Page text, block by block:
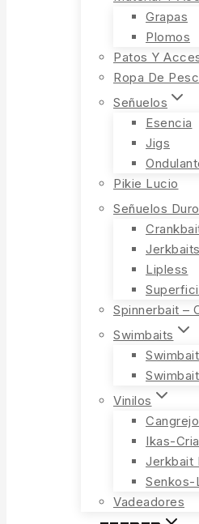
Grapas
Plomos
Patos Y
Ropa De
Señuelos
Esencia
Jigs
Pikie Lucio
Señuelos
Jerkbaits
Lipless
Spinnerbait –
Swimbaits
Vinilos
Ikas-
Jerkbait
Senkos-
Vadeadores